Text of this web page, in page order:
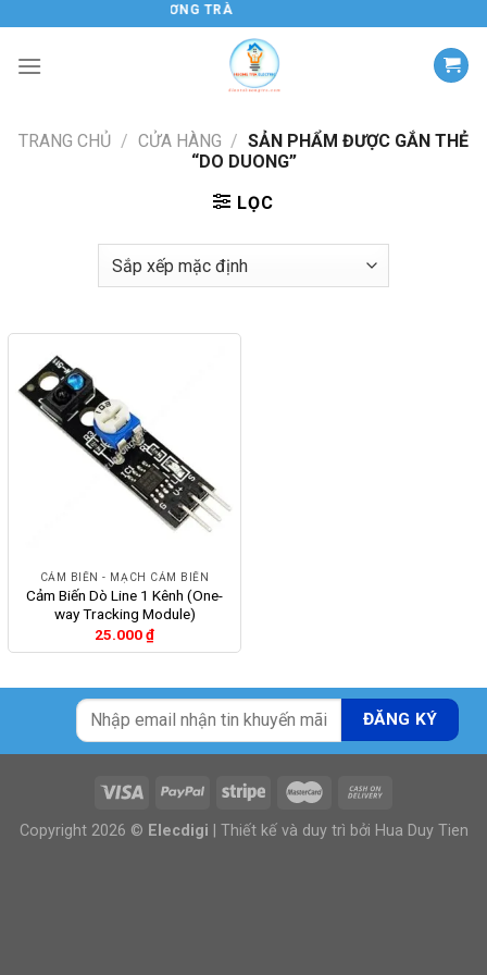
nội
ĐIỆN TỬ HƯƠNG TRÀ
TRANG CHỦ / CỬA HÀNG / SẢN PHẨM ĐƯỢC GẮN THẺ
“DO DUONG”
LỌC
CẢM BIẾN - MẠCH CẢM BIẾN
Cảm Biến Dò Line 1 Kênh (One-
way Tracking Module)
25.000₫
Copyright 2026 © Elecdigi | Thiết kế và duy trì bởi Hua Duy Tien